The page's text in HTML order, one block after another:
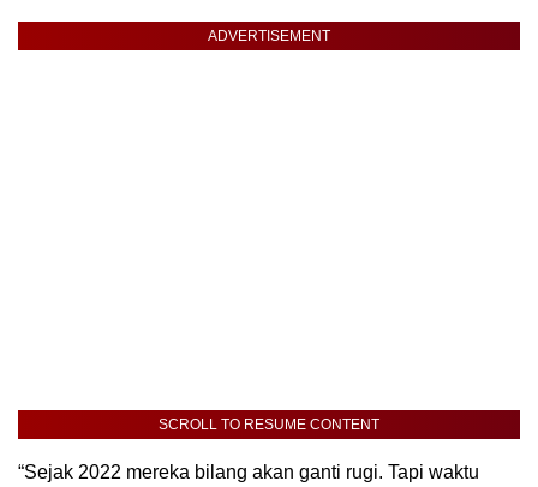
ADVERTISEMENT
SCROLL TO RESUME CONTENT
“Sejak 2022 mereka bilang akan ganti rugi. Tapi waktu